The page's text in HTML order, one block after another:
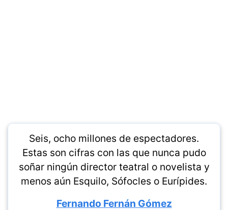
Seis, ocho millones de espectadores.
Estas son cifras con las que nunca pudo
soñar ningún director teatral o novelista y
menos aún Esquilo, Sófocles o Eurípides.
Fernando Fernán Gómez